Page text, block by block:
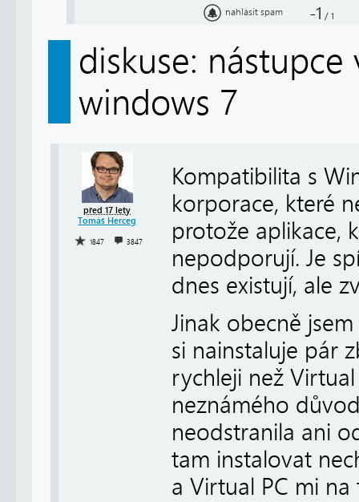
nahlásit spam -1 / 1
diskuse:
windows 7
před 17 lety
Tomáš Herceg
1847 3847
Kompatibilita s
korporace, které
protože aplikace,
nepodporují. Je
dnes existují, ale
Jinak obecně
si nainstaluje pár
rychleji než
neznámého
neodstranila ani
tam instalovat
a Virtual PC mi